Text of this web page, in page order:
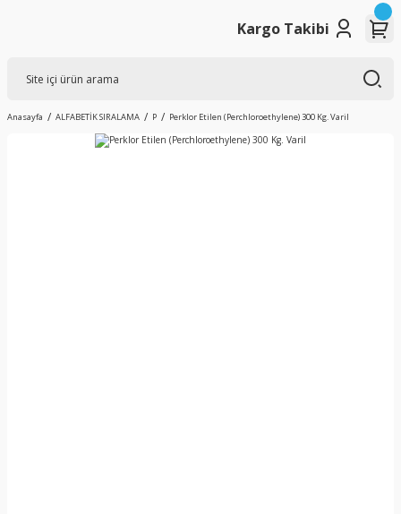
Kargo Takibi
Anasayfa ALFABETİK SIRALAMA P Perklor Etilen (Perchloroethylene) 300 Kg. Varil